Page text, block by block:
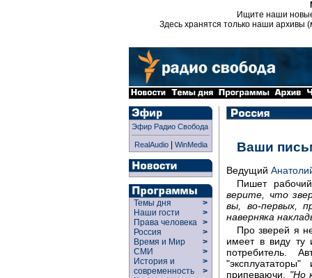
Ищите наши
Здесь хранятся только наши архивы
Эфир Радио Свобода
RealAudio| WinMedia
Темы дня
>
Наши гости
>
Права человека >
Россия
>
Время и Мир
>
СМИ
>
История и
современность
>
>
Ваши
Ведущий
Пишет
верите, что
вы, во-первых,
наверняка
Про зверей я
имеет в виду ту
потребитель.
припеваючи. "Но